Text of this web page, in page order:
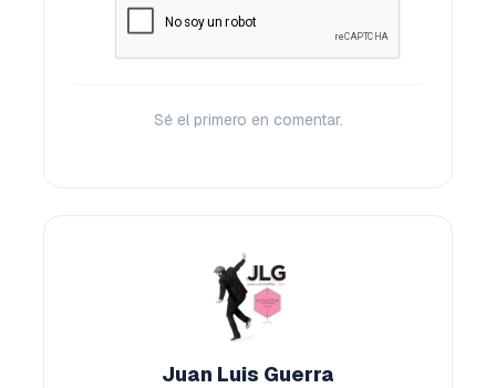
Sé el primero en comentar.
Juan Luis Guerra